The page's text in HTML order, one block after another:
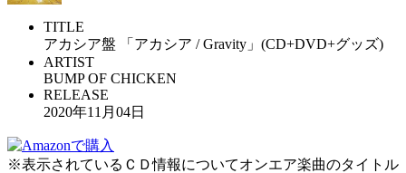
TITLE
アカシア盤 「アカシア / Gravity」(CD+DVD+グッズ)
ARTIST
BUMP OF CHICKEN
RELEASE
2020年11月04日
※表示されているＣＤ情報についてオンエア楽曲のタイトル